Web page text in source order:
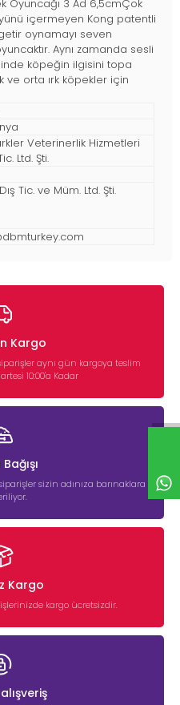
Oyuncağı 3 Ad 6,5cmÇok
içermeyen Kong patentli
oynamayı seven
Aynı zamanda sesli
köpeğin ilgisini topa
ve orta ırk köpekler için
Veterinerlik Hizmetleri
Ltd. Şti.
Tic. ve Müm. Ltd. Şti.
Kargo
aynı gün kargoya teslim
10:00'a Kadar
sizin adınıza barınaklara
Kargo
kargo ücretsizdir.